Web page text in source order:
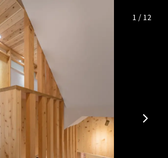
方風│90坪 — 完
1 / 12